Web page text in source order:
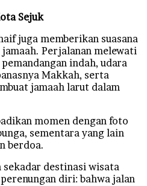
Sejuk
juga memberikan suasana
Perjalanan melewati
indah, udara
Makkah, serta
jamaah larut dalam
momen dengan foto
sementara yang lain
berdoa.
destinasi wisata
diri: bahwa jalan